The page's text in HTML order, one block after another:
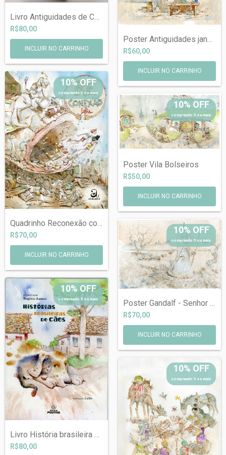
Livro Antiguidades de Cora Coralina com...
R$80,00
Poster Antiguidades janela Cora
R$60,00
INCLUIR NO CARRINHO
10% OFF
comprando 5 ou mais
Quadrinho Reconexão com dedicatória em a...
R$70,00
10% OFF
comprando 5 ou mais
Poster Vila Bolseiros
R$50,00
10% OFF
comprando 5 ou mais
Livro História brasileira de cães com de...
R$80,00
10% OFF
comprando 5 ou mais
Poster Gandalf - Senhor dos Anéis
R$70,00
10% OFF
comprando 5 ou mais